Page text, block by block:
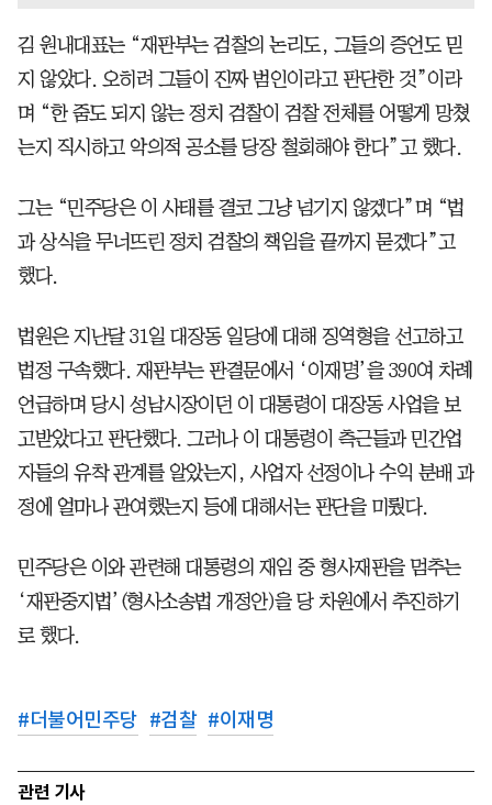
김 원내대표는 “재판부는 검찰의 논리도, 그들의 증언도 믿
지 않았다. 오히려 그들이 진짜 범인이라고 판단한 것”이라
며 “한 줌도 되지 않는 정치 검찰이 검찰 전체를 어떻게 망쳤
는지 직시하고 악의적 공소를 당장 철회해야 한다”고 했다.
그는 “민주당은 이 사태를 결코 그냥 넘기지 않겠다”며 “법
과 상식을 무너뜨린 정치 검찰의 책임을 끝까지 묻겠다”고
했다.
법원은 지난달 31일 대장동 일당에 대해 징역형을 선고하고
법정 구속했다. 재판부는 판결문에서 ‘이재명’을 390여 차례
언급하며 당시 성남시장이던 이 대통령이 대장동 사업을 보
고받았다고 판단했다. 그러나 이 대통령이 측근들과 민간업
자들의 유착 관계를 알았는지, 사업자 선정이나 수익 분배 과
정에 얼마나 관여했는지 등에 대해서는 판단을 미뤘다.
민주당은 이와 관련해 대통령의 재임 중 형사재판을 멈추는
‘재판중지법’(형사소송법 개정안)을 당 차원에서 추진하기
로 했다.
#더불어민주당 #검찰 #이재명
관련 기사